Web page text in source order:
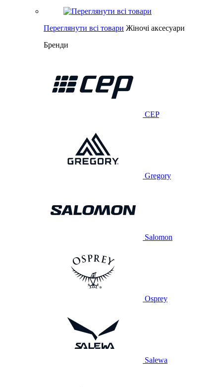
Переглянути всі товари Жіночі аксесуари
Бренди
CEP
Gregory
Salomon
Osprey
Salewa